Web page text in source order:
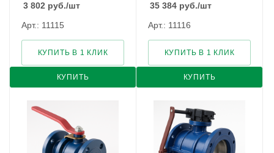
3 802 руб./шт
Арт.: 11115
КУПИТЬ
КУПИТЬ В 1 КЛИК
35 384 руб./шт
Арт.: 11116
КУПИТЬ
КУПИТЬ В 1 КЛИК